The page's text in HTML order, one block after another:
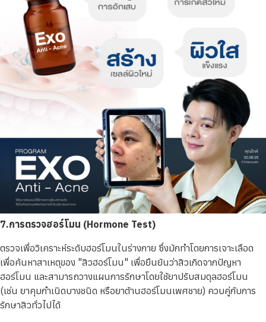
7.การตรวจฮอร์โมน (Hormone Test)
ตรวจเพื่อวิเคราะห์ระดับฮอร์โมนในร่างกาย ซึ่งมักทำโดยการเจาะเลือด
เพื่อค้นหาสาเหตุของ "สิวฮอร์โมน" เพื่อยืนยันว่าสิวเกิดจากปัญหา
ฮอร์โมน และสามารถวางแผนการรักษาโดยใช้ยาปรับสมดุลฮอร์โมน
(เช่น ยาคุมกำเนิดบางชนิด หรือยาต้านฮอร์โมนเพศชาย) ควบคู่กับการ
รักษาสิวทั่วไปได้